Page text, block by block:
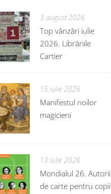
3 august 2026
Top vânzări iulie
2026. Librăriile
Cartier
15 iulie 2026
Manifestul noilor
magicieni
13 iulie 2026
Mondialul 26. Autorii
de carte pentru copii